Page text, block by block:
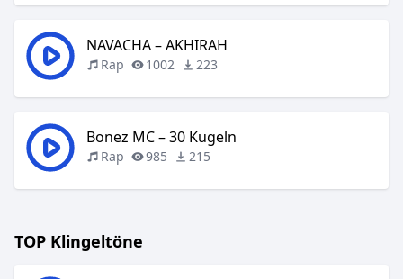
NAVACHA – AKHIRAH
Rap 1002 223
Bonez MC – 30 Kugeln
Rap 985 215
TOP Klingeltöne